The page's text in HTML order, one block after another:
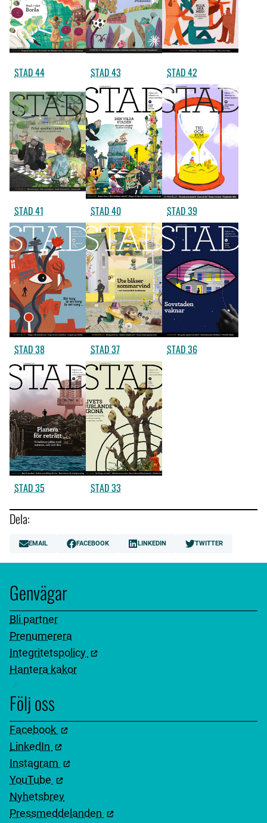
STAD 44 STAD 43 STAD 42
STAD 41 STAD 40 STAD 39
STAD 38 STAD 37 STAD 36
STAD 35 STAD 33
Dela:
EMAIL FACEBOOK LINKEDIN TWITTER
Genvägar
Bli partner
Prenumerera
Integritetspolicy
Hantera kakor
Följ oss
Facebook
LinkedIn
Instagram
YouTube
Nyhetsbrev
Pressmeddelanden